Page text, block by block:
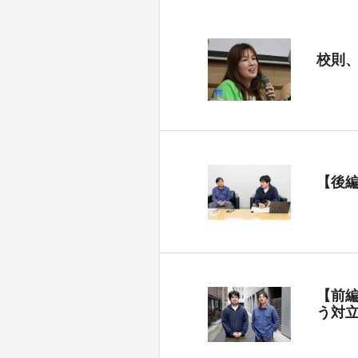
校則
【後
【前
う対